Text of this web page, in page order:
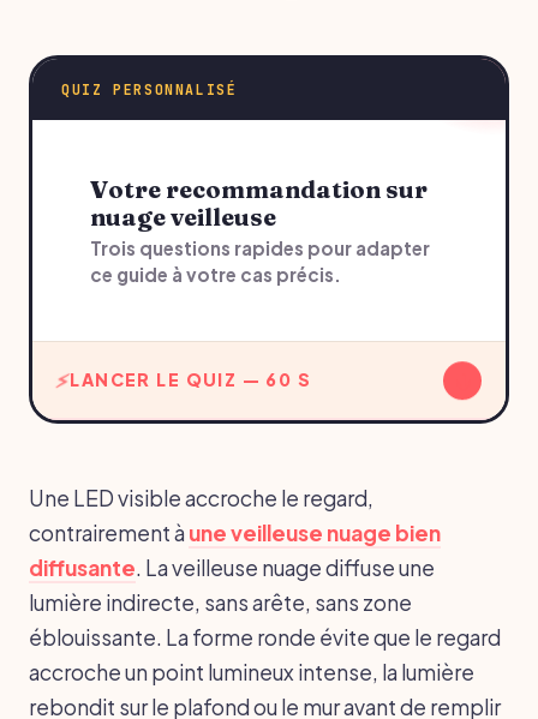
QUIZ PERSONNALISÉ
Votre recommandation sur
nuage veilleuse
Trois questions rapides pour adapter
ce guide à votre cas précis.
LANCER LE QUIZ — 60 S
Une LED visible accroche le regard,
contrairement à une veilleuse nuage bien
diffusante. La veilleuse nuage diffuse une
lumière indirecte, sans arête, sans zone
éblouissante. La forme ronde évite que le regard
accroche un point lumineux intense, la lumière
rebondit sur le plafond ou le mur avant de remplir